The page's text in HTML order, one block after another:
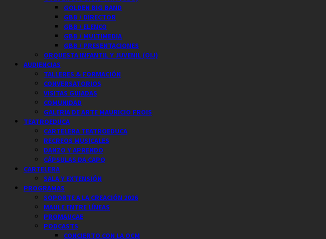
GOLDEN BIG BAND
GBB / DIRECTOR
GBB / ELENCO
GBB / MULTIMEDIA
GBB / PRESENTACIONES
ORQUESTA INFANTIL Y JUVENIL (OIJ)
AUDIENCIAS
TALLERES & FORMACIÓN
CONVERSATORIOS
VISITAS GUIADAS
COMUNIDAD
GALERIA DE ARTE MAURICIO FROIS
TEATROEDUCA
CARTELERA TEATROEDUCA
RECREOS MUSICALES
DANZO Y APRENDO
CÁPSULAS DA CAPO
CARTELERA
SALA Y EXTENSIÓN
PROGRAMAS
SOPORTE A LA CREACIÓN 2026
MAULE ENTRE LÍNEAS
PROMAUCAE
PODCASTS
CONCIERTO CON LA OCM